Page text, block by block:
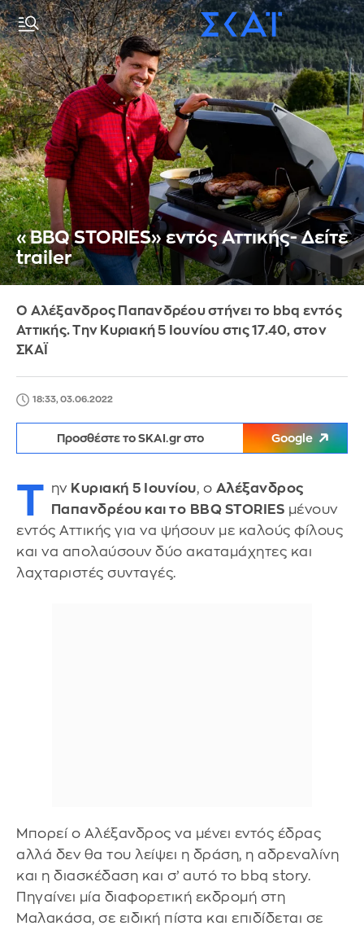
«BBQ STORIES» εντός Αττικής- Δείτε
trailer
Ο Αλέξανδρος Παπανδρέου στήνει το bbq εντός
Αττικής. Την Κυριακή 5 Ιουνίου στις 17.40, στον
ΣΚΑΪ
18:33, 03.06.2022
Προσθέστε το SKAI.gr στο Google
Τ ην Κυριακή 5 Ιουνίου, ο Αλέξανδρος
Παπανδρέου και το BBQ STORIES μένουν
εντός Αττικής για να ψήσουν με καλούς φίλους
και να απολαύσουν δύο ακαταμάχητες και
λαχταριστές συνταγές.
Μπορεί ο Αλέξανδρος να μένει εντός έδρας
αλλά δεν θα του λείψει η δράση, η αδρεναλίνη
και η διασκέδαση και σ’ αυτό το bbq story.
Πηγαίνει μία διαφορετική εκδρομή στη
Μαλακάσα, σε ειδική πίστα και επιδίδεται σε